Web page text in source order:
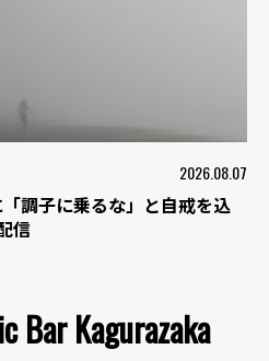
2026.08.07
調子に乗るな」と自戒を込
信
Bar Kagurazaka